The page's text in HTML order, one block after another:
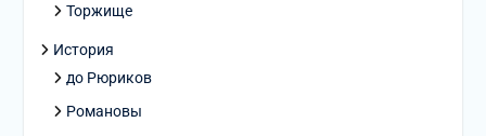
Торжище
История
до Рюриков
Романовы